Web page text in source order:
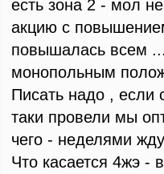
есть зона 2 - мол
акцию с
повышалась всем
монопольным
Писать надо , если
таки провели мы
чего - неделями
Что касается 4жэ -